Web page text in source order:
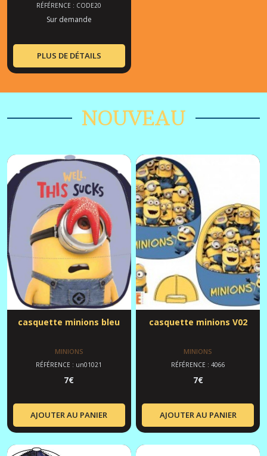
RÉFÉRENCE : CODE20
Sur demande
PLUS DE DÉTAILS
NOUVEAU
casquette minions bleu
MINIONS
RÉFÉRENCE : un01021
7€
AJOUTER AU PANIER
casquette minions V02
MINIONS
RÉFÉRENCE : 4066
7€
AJOUTER AU PANIER